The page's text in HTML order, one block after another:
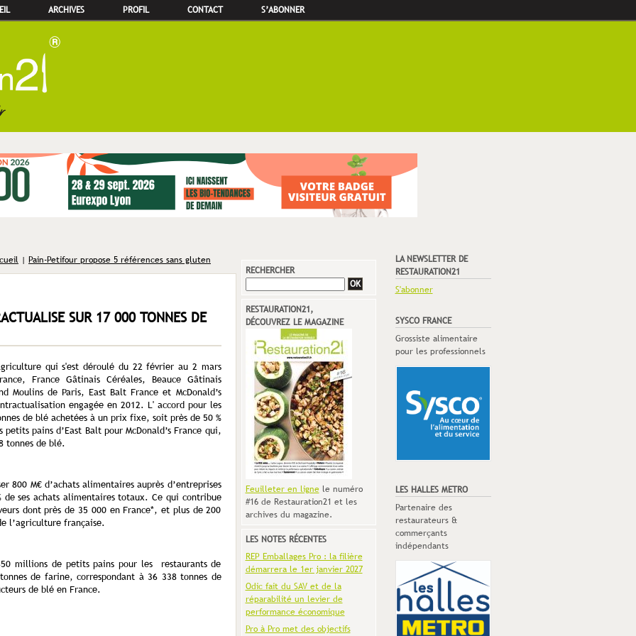
ARCHIVES PROFIL CONTACT S’ABONNER
| Pain-Petifour propose 5 références sans gluten
SUR 17 000 TONNES DE
qui s'est déroulé du 22 février au 2 mars
France Gâtinais Céréales, Beauce Gâtinais
Moulins de Paris, East Balt France et McDonald’s
engagée en 2012. L' accord pour les
de blé achetées à un prix fixe, soit près de 50 %
pains d’East Balt pour McDonald’s France qui,
tonnes de blé.
800 M€ d’achats alimentaires auprès d’entreprises
ses achats alimentaires totaux. Ce qui contribue
dont près de 35 000 en France*, et plus de 200
l’agriculture française.
millions de petits pains pour les restaurants de
de farine, correspondant à 36 338 tonnes de
de blé en France.
RECHERCHER
RESTAURATION21,
DÉCOUVREZ LE MAGAZINE
Feuilleter en lignele numéro
#16 de Restauration21 et les
archives du magazine.
LES NOTES RÉCENTES
REP Emballages Pro : la filière
démarrera le 1er janvier 2027
Odic fait du SAV et de la
réparabilité un levier de
performance économique
Pro à Pro met des objectifs
LA NEWSLETTER DE
RESTAURATION21
S'abonner
SYSCO FRANCE
Grossiste alimentaire
pour les professionnels
LES HALLES METRO
Partenaire des
restaurateurs &
commerçants
indépendants